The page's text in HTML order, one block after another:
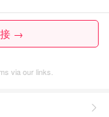
接 →
via our links.